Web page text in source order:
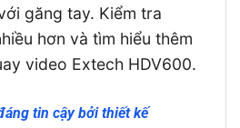
găng tay. Kiểm tra
hơn và tìm hiểu thêm
video Extech HDV600.
tin cậy bởi thiết kế